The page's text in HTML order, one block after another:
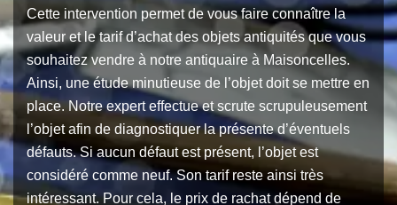
Cette intervention permet de vous faire connaître la
valeur et le tarif d’achat des objets antiquités que vous
souhaitez vendre à notre antiquaire à Maisoncelles.
Ainsi, une étude minutieuse de l’objet doit se mettre en
place. Notre expert effectue et scrute scrupuleusement
l’objet afin de diagnostiquer la présente d’éventuels
défauts. Si aucun défaut est présent, l’objet est
considéré comme neuf. Son tarif reste ainsi très
intéressant. Pour cela, le prix de rachat dépend de